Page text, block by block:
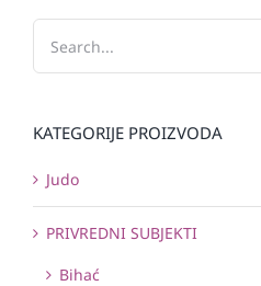
KATEGORIJE PROIZVODA
Judo
PRIVREDNI SUBJEKTI
Bihać